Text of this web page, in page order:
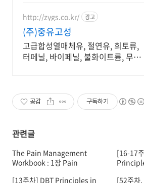
http://zygs.co.kr/ 광고
(주)중유고성
고급합성열매체유, 절연유, 희토류,
터페닐, 바이페닐, 불화이트륨, 무역,
공감 구독하기
관련글
The Pain Management
Workbook : 1장 Pain
[16-17
[13주차] DBT Principles in [52주차